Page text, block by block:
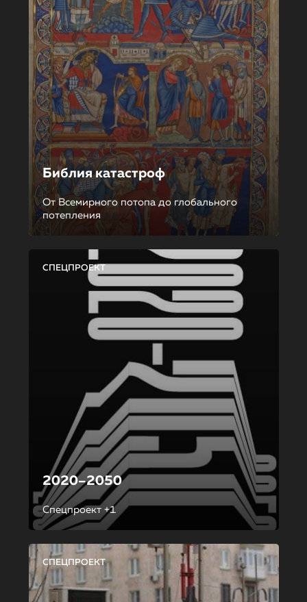
Библия катастроф
От Всемирного потопа до глобального
потепления
СПЕЦПРОЕКТ
2020–2050
Спецпроект +1
СПЕЦПРОЕКТ